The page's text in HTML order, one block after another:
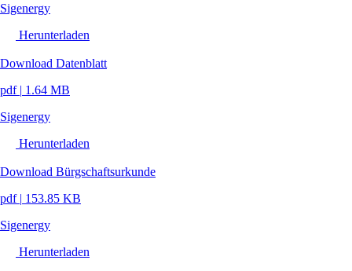
Sigenergy
Herunterladen
Download Datenblatt
pdf | 1.64 MB
Sigenergy
Herunterladen
Download Bürgschaftsurkunde
pdf | 153.85 KB
Sigenergy
Herunterladen